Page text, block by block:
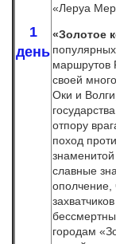
1
день
«Леруа
«Золотое
маршрутов
своей
Оки и
отпору
поход
славные
ополчение,
городам